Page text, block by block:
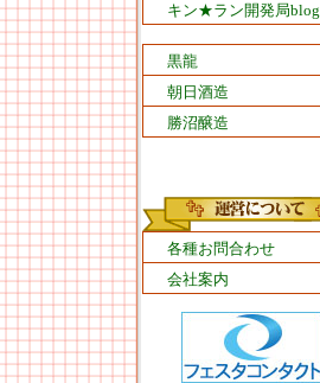
キン★ラン開発局blog
黒龍
朝日酒造
勝沼醸造
各種お問合わせ
会社案内